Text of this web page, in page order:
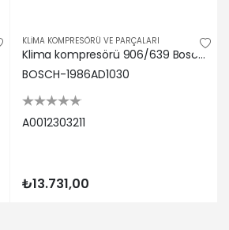
KLİMA KOMPRESÖRÜ VE PARÇALARI
Klima kompresörü 906/639 Bosch A0012303211
BOSCH-1986AD1030
A0012303211
₺13.731,00